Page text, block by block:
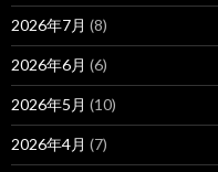
2026年7月 (8)
2026年6月 (6)
2026年5月 (10)
2026年4月 (7)